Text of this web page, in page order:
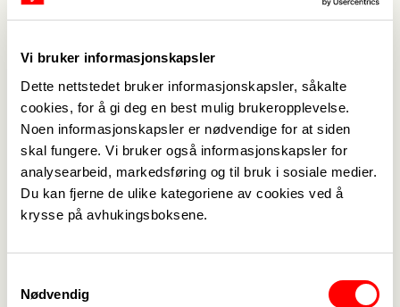
Vi bruker informasjonskapsler
Dette nettstedet bruker informasjonskapsler, såkalte
cookies, for å gi deg en best mulig brukeropplevelse.
Noen informasjonskapsler er nødvendige for at siden
skal fungere. Vi bruker også informasjonskapsler for
analysearbeid, markedsføring og til bruk i sosiale medier.
Du kan fjerne de ulike kategoriene av cookies ved å
krysse på avhukingsboksene.
Nødvendig
sympatistreik er
skulder-
9. desember 2010
Yrkesskadeerstatning
etter flere år
16. november 2010
Valgretten vant
fram
4. oktober 2010
Etterbetaling i 81 kommuner
13. juli 2010